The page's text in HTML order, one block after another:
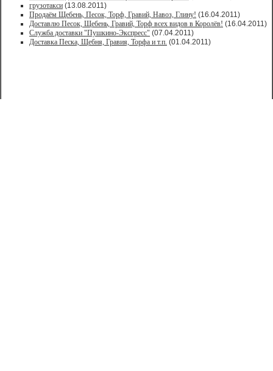
грузотакси (13.08.2011)
Продаём Щебень, Песок, Торф, Гравий, Навоз, Глину! (16.04.2011)
Доставлю Песок, Щебень, Гравий, Торф всех видов в Королёв! (16.04.2011)
Служба доставки "Пушкино-Экспресс" (07.04.2011)
Доставка Песка, Щебня, Гравия, Торфа и т.п. (01.04.2011)